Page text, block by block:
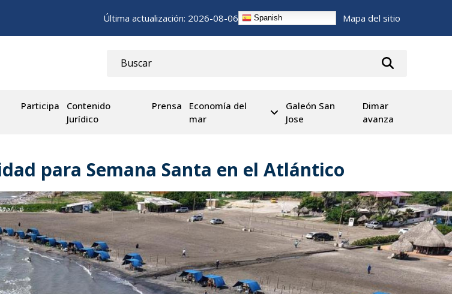
Última actualización: 2026-08-06 Spanish Mapa del sitio
Participa
Contenido
Jurídico
Prensa
Economía del
mar
Galeón San
Jose
Dimar
avanza
para Semana Santa en el Atlántico